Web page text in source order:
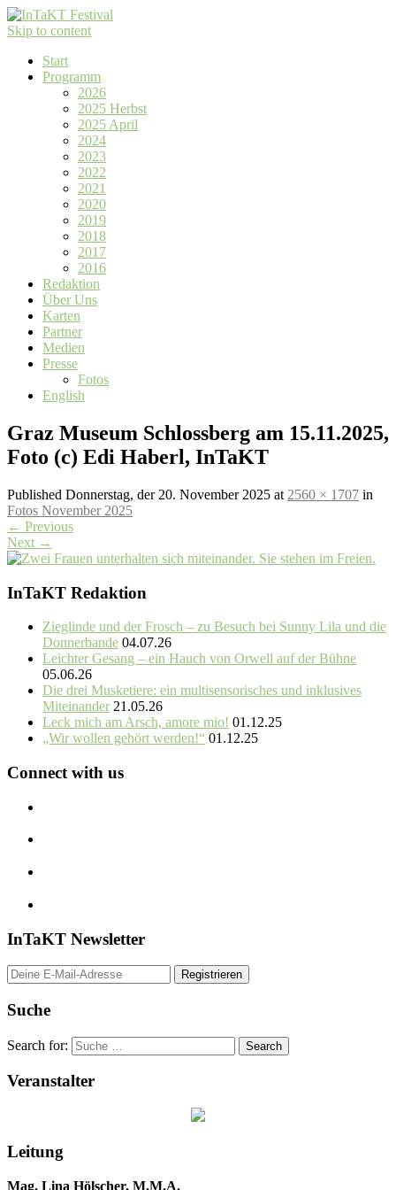
Skip to content
Start
Programm
2026
2025 Herbst
2025 April
2024
2023
2022
2021
2020
2019
2018
2017
2016
Redaktion
Über Uns
Karten
Partner
Medien
Presse
Fotos
English
Graz Museum Schlossberg am 15.11.2025,
Foto (c) Edi Haberl, InTaKT
Published Donnerstag, der 20. November 2025 at 2560 × 1707 in
Fotos November 2025
← Previous
Next →
InTaKT Redaktion
Zieglinde und der Frosch – zu Besuch bei Sunny Lila und die
Donnerbande 04.07.26
Leichter Gesang – ein Hauch von Orwell auf der Bühne
05.06.26
Die drei Musketiere: ein multisensorisches und inklusives
Miteinander 21.05.26
Leck mich am Arsch, amore mio! 01.12.25
„Wir wollen gehört werden!“ 01.12.25
Connect with us
InTaKT Newsletter
Suche
Search for:
Veranstalter
Leitung
Mag. Lina Hölscher, M.M.A.